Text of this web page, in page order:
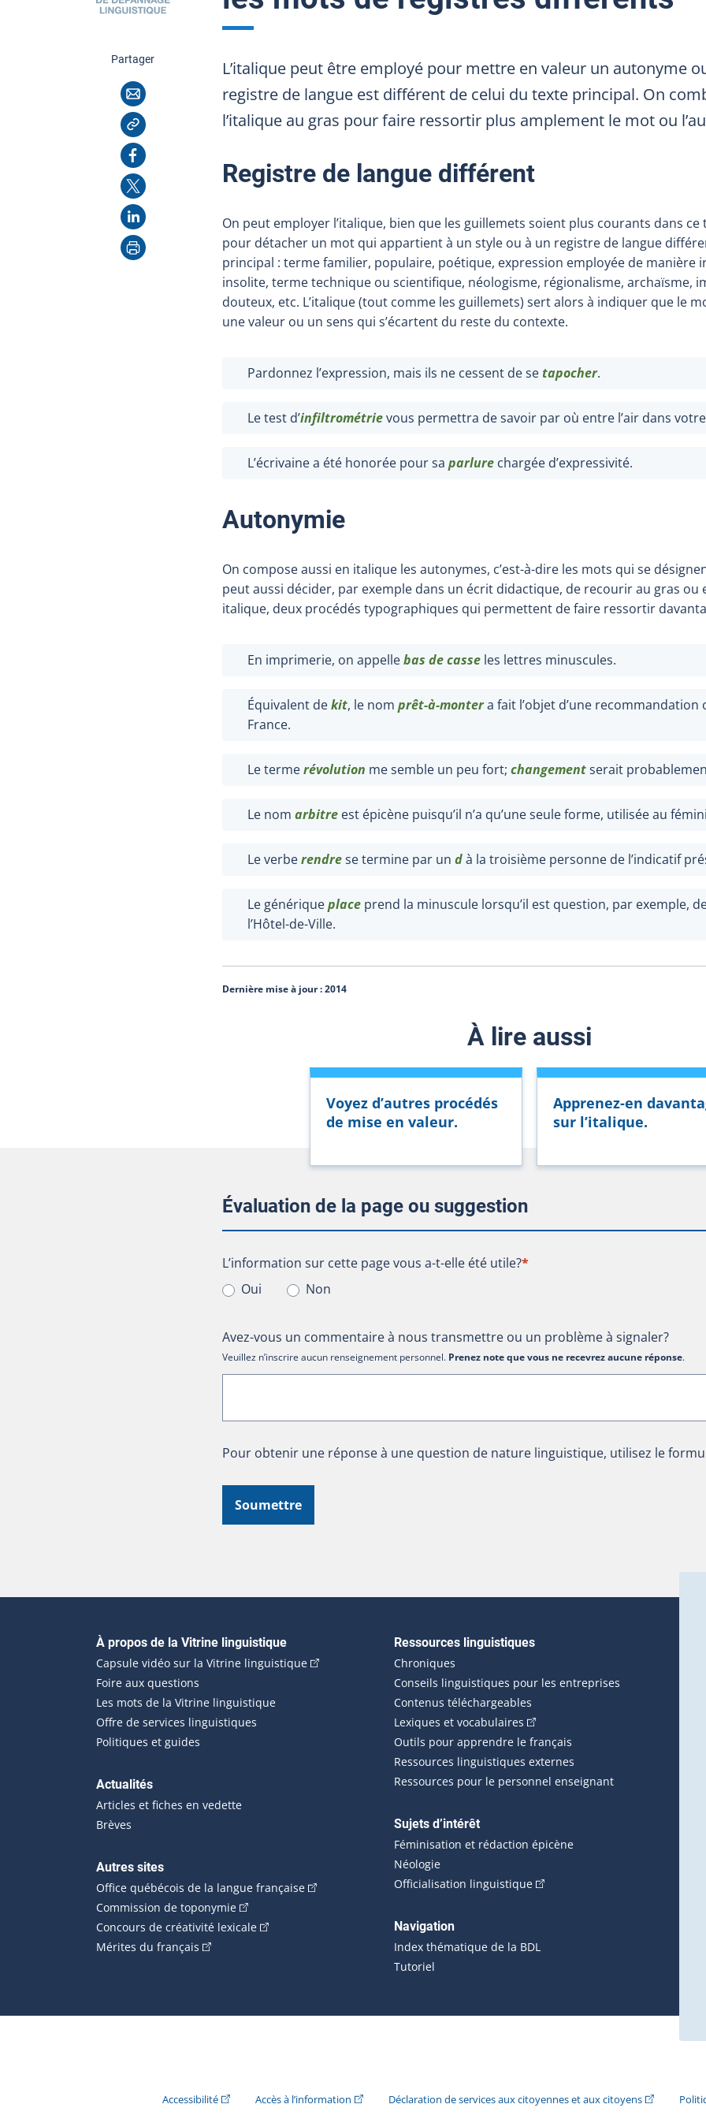
Partagercette page
Courriel
Copier l'adresse
Facebook
X
LinkedIn
Imprimer
L’italique peut être employé pour mettre en valeur un autonyme
registre de langue est différent de celui du texte principal. On
l’italique au gras pour faire ressortir plus amplement le mot ou
Registre de langue différent
On peut employer l’italique, bien que les guillemets soient plus courants dans ce
pour détacher un mot qui appartient à un style ou à un registre de langue
principal : terme familier, populaire, poétique, expression employée de manière
insolite, terme technique ou scientifique, néologisme, régionalisme, archaïsme,
douteux, etc. L’italique (tout comme les guillemets) sert alors à indiquer que le
une valeur ou un sens qui s’écartent du reste du contexte.
Pardonnez l’expression, mais ils ne cessent de setapocher.
Le test d’infiltrométrievous permettra de savoir par où entre l’air dans
L’écrivaine a été honorée pour sa parlure chargée d’expressivité.
Autonymie
On compose aussi en italique les autonymes, c’est-à-dire les mots qui se
peut aussi décider, par exemple dans un écrit didactique, de recourir au gras ou
italique, deux procédés typographiques qui permettent de faire ressortir
En imprimerie, on appellebas de casse les lettres minuscules.
Équivalent dekit, le nom prêt-à-montera fait l’objet d’une recommandation
France.
Le termerévolution me semble un peu fort; changementserait
Le nom arbitre est épicène puisqu’il n’a qu’une seule forme, utilisée au
Le verberendrese termine par un dà la troisième personne de l’indicatif
Le génériqueplace prend la minuscule lorsqu’il est question, par exemple,
l’Hôtel-de-Ville.
Dernière mise à jour :2014
À lire aussi
Voyez d’autres procédés
de mise en valeur.
Apprenez-en
sur l’italique.
Évaluation de la page ou suggestion
L’information sur cette page vous a-t-elle été utile?
L’information sur cette page vous a-t-elle été utile?*
Oui
Non
Avez-vous un commentaire à nous transmettre ou un problème à signaler?
Veuillez n’inscrire aucun renseignement personnel. Prenez note que vous ne recevrez aucune réponse.
Pour obtenir une réponse à une question de nature linguistique, utilisez le
Soumettre
Navigation principale
À propos de la Vitrine linguistique
Capsule vidéo sur la Vitrine linguistique(Cet hyperlien externe s'ouvrira dans une nouvelle fenêtre.)
Foire aux questions
Les mots de la Vitrine linguistique
Offre de services linguistiques
Politiques et guides
Actualités
Articles et fiches en vedette
Brèves
Autres sites
Office québécois de la langue française(Cet hyperlien externe s'ouvrira dans une nouvelle fenêtre.)
Commission de toponymie(Cet hyperlien externe s'ouvrira dans une nouvelle fenêtre.)
Concours de créativité lexicale(Cet hyperlien externe s'ouvrira dans une nouvelle fenêtre.)
Mérites du français (Cet hyperlien externe s'ouvrira dans une nouvelle fenêtre.)
Ressources linguistiques
Chroniques
Conseils linguistiques pour les entreprises
Contenus téléchargeables
Lexiques et vocabulaires (Cet hyperlien externe s'ouvrira
Outils pour apprendre le français
Ressources linguistiques externes
Ressources pour le personnel enseignant
Sujets d’intérêt
Féminisation et rédaction épicène
Néologie
Officialisation linguistique(Cet hyperlien externe s'ouvrira
Navigation
Index thématique de la BDL
Tutoriel
Accessibilité(Cet hyperlien externe s'ouvrira dans une nouvelle fenêtre.)
Accès à l’information (Cet hyperlien externe s'ouvrira dans une nouvelle fenêtre.)
Déclaration de services aux citoyennes et aux citoyens(Cet